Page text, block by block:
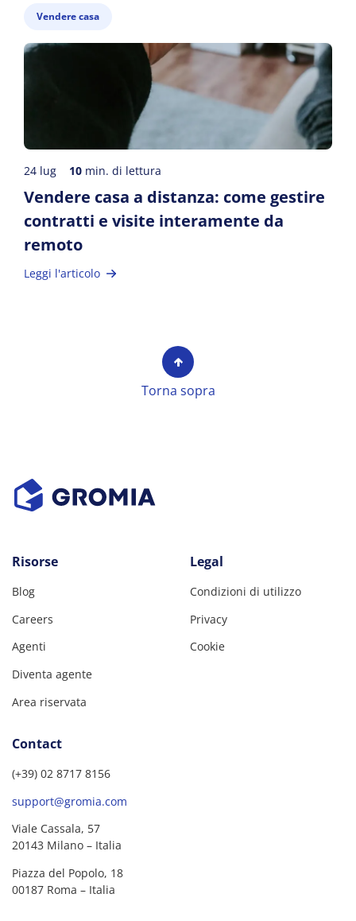
Vendere casa
24 lug 10 min. di lettura
Vendere casa a distanza: come gestire
contratti e visite interamente da
remoto
Leggi l'articolo
Torna sopra
Risorse
Blog
Careers
Agenti
Diventa agente
Area riservata
Legal
Condizioni di utilizzo
Privacy
Cookie
Contact
(+39) 02 8717 8156
support@gromia.com
Viale Cassala, 57
20143 Milano – Italia
Piazza del Popolo, 18
00187 Roma – Italia